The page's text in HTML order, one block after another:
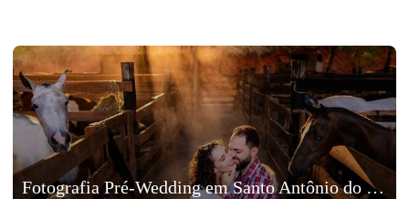
Fotografia Pré-Wedding em Santo Antônio do Grama, Minas Gerais, Tales e Isadora